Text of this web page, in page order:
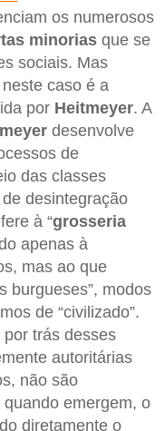
os numerosos
minorias que se
sociais. Mas
caso é a
por Heitmeyer. A
desenvolve
de
das classes
desintegração
à “grosseria
apenas à
mas ao que
burgueses”, modos
de “civilizado”.
trás desses
autoritárias
não são
emergem, o
diretamente o